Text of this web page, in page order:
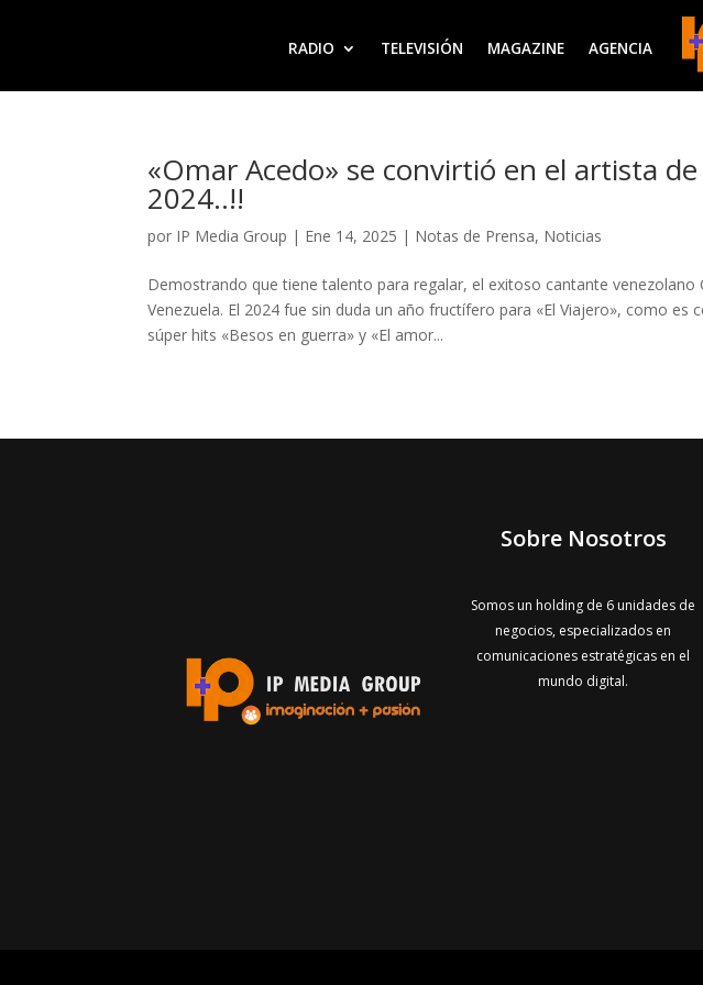
RADIO TELEVISIÓN MAGAZINE AGENCIA
«Omar Acedo» se convirtió en el artista
2024..!!
por IP Media Group | Ene 14, 2025 | Notas de Prensa, Noticias
Demostrando que tiene talento para regalar, el exitoso cantante venezolano
Venezuela. El 2024 fue sin duda un año fructífero para «El Viajero», como es
súper hits «Besos en guerra» y «El amor...
Sobre Nosotros
Somos un holding de 6 unidades de
negocios, especializados en
comunicaciones estratégicas en el
mundo digital.